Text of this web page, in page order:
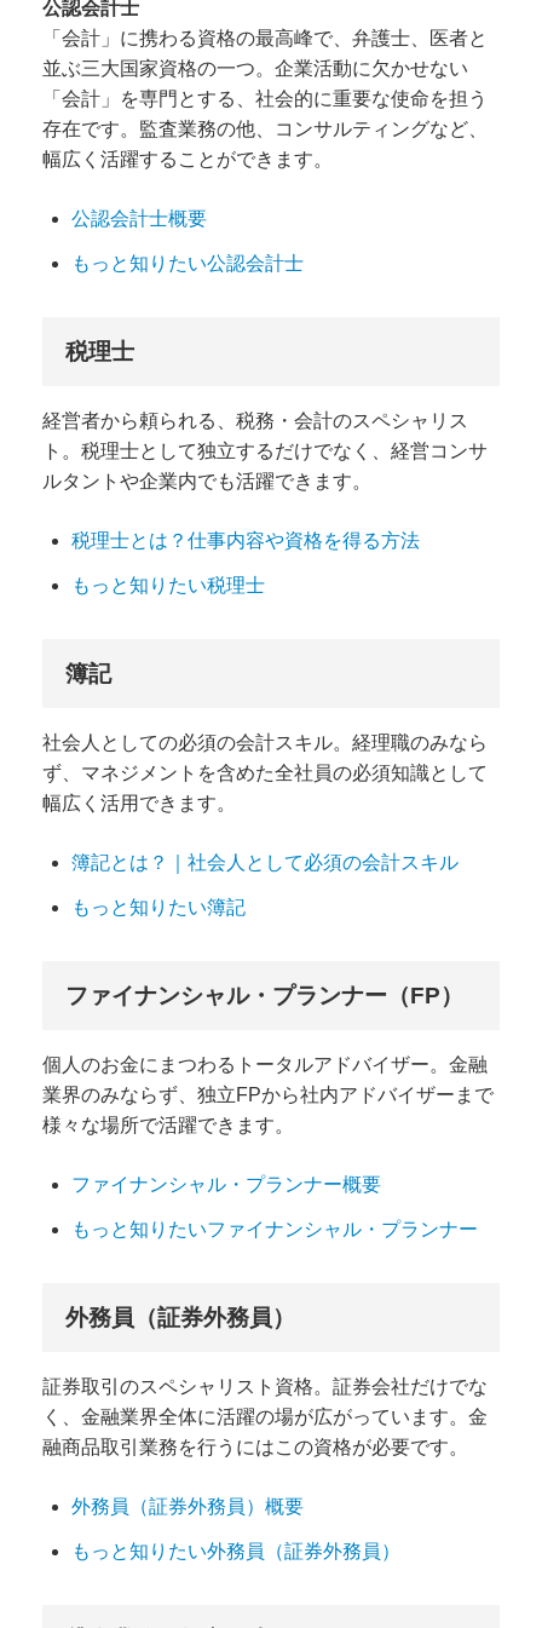
公認会計士
「会計」に携わる資格の最高峰で、弁護士、医者と
並ぶ三大国家資格の一つ。企業活動に欠かせない
「会計」を専門とする、社会的に重要な使命を担う
存在です。監査業務の他、コンサルティングなど、
幅広く活躍することができます。
公認会計士概要
もっと知りたい公認会計士
税理士
経営者から頼られる、税務・会計のスペシャリス
ト。税理士として独立するだけでなく、経営コンサ
ルタントや企業内でも活躍できます。
税理士とは？仕事内容や資格を得る方法
もっと知りたい税理士
簿記
社会人としての必須の会計スキル。経理職のみなら
ず、マネジメントを含めた全社員の必須知識として
幅広く活用できます。
簿記とは？｜社会人として必須の会計スキル
もっと知りたい簿記
ファイナンシャル・プランナー（FP）
個人のお金にまつわるトータルアドバイザー。金融
業界のみならず、独立FPから社内アドバイザーまで
様々な場所で活躍できます。
ファイナンシャル・プランナー概要
もっと知りたいファイナンシャル・プランナー
外務員（証券外務員）
証券取引のスペシャリスト資格。証券会社だけでな
く、金融業界全体に活躍の場が広がっています。金
融商品取引業務を行うにはこの資格が必要です。
外務員（証券外務員）概要
もっと知りたい外務員（証券外務員）